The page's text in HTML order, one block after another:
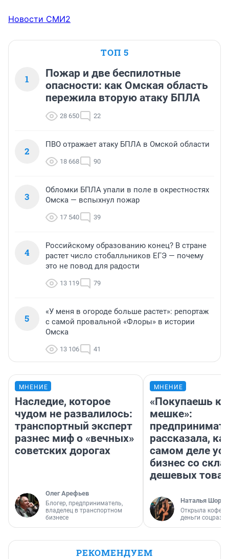
Новости СМИ2
ТОП 5
1
Пожар и две беспилотные
опасности: как Омская область
пережила вторую атаку БПЛА
28 650 22
2
ПВО отражает атаку БПЛА в Омской области
18 668 90
3
Обломки БПЛА упали в поле в окрестностях
Омска — вспыхнул пожар
17 540 39
4
Российскому образованию конец? В стране
растет число стобалльников ЕГЭ — почему
это не повод для радости
13 119 79
5
«У меня в огороде больше растет»: репортаж
с самой провальной «Флоры» в истории
Омска
13 106 41
МНЕНИЕ
Наследие, которое
чудом не развалилось:
транспортный эксперт
разнес миф о «вечных»
советских дорогах
Олег Арефьев
Блогер, предприниматель,
владелец в транспортном
бизнесе
МНЕНИЕ
«Покупаешь
мешке»:
рассказала,
самом деле
бизнес со
дешевых
Наталья
Открыла
деньги
РЕКОМЕНДУЕМ